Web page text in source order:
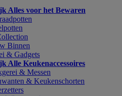
Alles voor het Bewaren
Binnen
& Gadgets
Alle Keukenaccessoires
& Messen
& Keukenschorten